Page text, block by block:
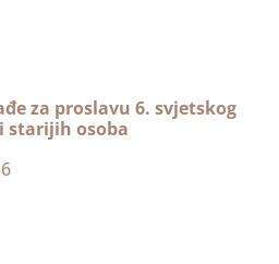
za proslavu 6. svjetskog
starijih osoba